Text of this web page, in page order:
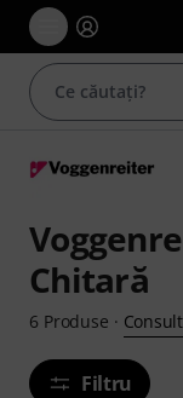
Chitară
6 Produse ·
Filtru